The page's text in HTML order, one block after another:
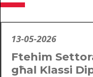
13-05-2026
Ftehim
għal Klassi